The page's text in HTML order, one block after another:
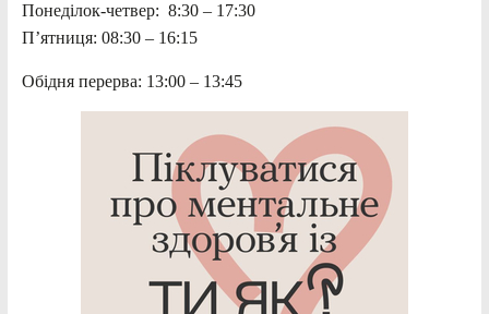
Понеділок-четвер: 8:30 – 17:30
П’ятниця: 08:30 – 16:15
Обідня перерва: 13:00 – 13:45